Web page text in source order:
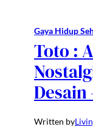
Gaya Hidup
Toto :
Written by